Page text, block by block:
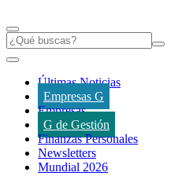
Últimas Noticias
Empresas G
Empresas
G de Gestión
Finanzas Personales
Newsletters
Mundial 2026